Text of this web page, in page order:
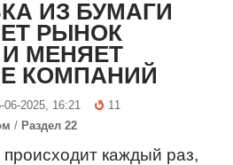
ИЗ БУМАГИ
РЫНОК
МЕНЯЕТ
КОМПАНИЙ
06-2025, 16:21
11
/ Раздел 22
каждый раз,